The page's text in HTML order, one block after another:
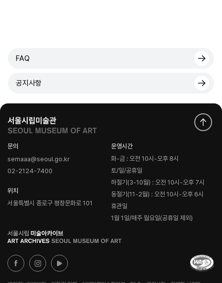
FAQ
공지사항
문의
semaaa@seoul.go.kr
02-2124-7400
위치
서울특별시 종로구 평창문화로 101
운영시간
화-금 : 오전 10시-오후 8시
토/일/공휴일
하절기(3-10월) : 오전 10시-오후 7시
동절기(11-2월) : 오전 10시-오후 6시
휴관일
1월 1일/매주 월요일(공휴일 제외)
로
고